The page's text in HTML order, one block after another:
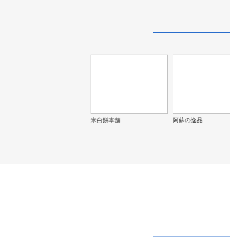
米白餅本舗 阿蘇の逸品